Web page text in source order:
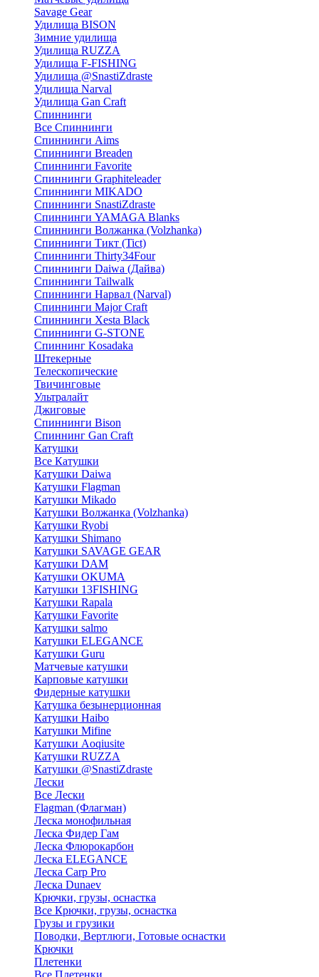
Savage Gear
Удилища BISON
Зимние удилища
Удилища RUZZA
Удилища F-FISHING
Удилища @SnastiZdraste
Удилища Narval
Удилища Gan Craft
Спиннинги
Все Спиннинги
Спиннинги Aims
Спиннинги Breaden
Спиннинги Favorite
Спиннинги Graphiteleader
Спиннинги MIKADO
Спиннинги SnastiZdraste
Спиннинги YAMAGA Blanks
Спиннинги Волжанка (Volzhanka)
Спиннинги Тикт (Tict)
Спиннинги Thirty34Four
Спиннинги Daiwa (Дайва)
Спиннинги Tailwalk
Спиннинги Нарвал (Narval)
Спиннинги Major Craft
Спиннинги Xesta Black
Спиннинги G-STONE
Спиннинг Kosadaka
Штекерные
Телескопические
Твичинговые
Ультралайт
Джиговые
Спиннинги Bison
Спиннинг Gan Craft
Катушки
Все Катушки
Катушки Daiwa
Катушки Flagman
Катушки Mikado
Катушки Волжанка (Volzhanka)
Катушки Ryobi
Катушки Shimano
Катушки SAVAGE GEAR
Катушки DAM
Катушки OKUMA
Катушки 13FISHING
Катушки Rapala
Катушки Favorite
Катушки salmo
Катушки ELEGANCE
Катушки Guru
Матчевые катушки
Карповые катушки
Фидерные катушки
Катушка безынерционная
Катушки Haibo
Катушки Mifine
Катушки Aoqiusite
Катушки RUZZA
Катушки @SnastiZdraste
Лески
Все Лески
Flagman (Флагман)
Леска монофильная
Леска Фидер Гам
Леска Флюрокарбон
Леска ELEGANCE
Леска Carp Pro
Леска Dunaev
Крючки, грузы, оснастка
Все Крючки, грузы, оснастка
Грузы и грузики
Поводки, Вертлюги, Готовые оснастки
Крючки
Плетенки
Все Плетенки